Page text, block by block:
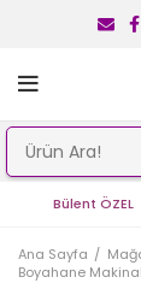
Bülent ÖZEL
Ana Sayfa
Boyahane